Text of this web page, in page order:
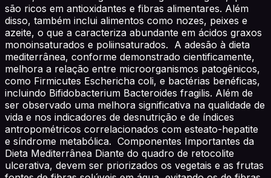
são ricos em antioxidantes e fibras alimentares. Além
disso, também inclui alimentos como nozes, peixes e
azeite, o que a caracteriza abundante em ácidos graxos
monoinsaturados e poliinsaturados. A adesão à dieta
mediterrânea, conforme demonstrado cientificamente,
melhora a relação entre microorganismos patogênicos,
como Firmicutes Eschericha coli, e bactérias benéficas,
incluindo Bifidobacterium Bacteroides fragilis. Além de
ser observado uma melhora significativa na qualidade de
vida e nos indicadores de desnutrição e de índices
antropométricos correlacionados com esteato-hepatite
e síndrome metabólica. Componentes Importantes da
Dieta Mediterrânea Diante do quadro de retocolite
ulcerativa, devem ser priorizados os vegetais e as frutas